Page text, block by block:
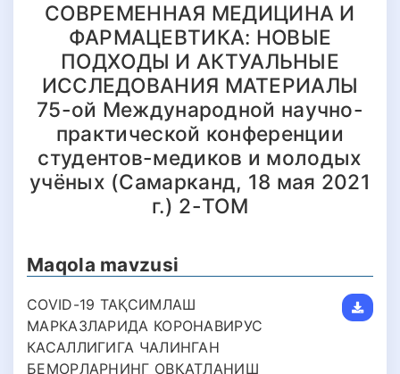
СОВРЕМЕННАЯ МЕДИЦИНА И
ФАРМАЦЕВТИКА: НОВЫЕ
ПОДХОДЫ И АКТУАЛЬНЫЕ
ИССЛЕДОВАНИЯ МАТЕРИАЛЫ
75-ой Международной научно-
практической конференции
студентов-медиков и молодых
учёных (Самарканд, 18 мая 2021
г.) 2-TOM
Maqola mavzusi
COVID-19 ТАҚСИМЛАШ
МАРКАЗЛАРИДА КОРОНАВИРУС
КАСАЛЛИГИГА ЧАЛИНГАН
БЕМОРЛАРНИНГ ОВҚАТЛАНИШ